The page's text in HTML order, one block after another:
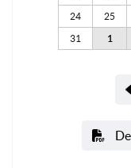
24 25
31 1